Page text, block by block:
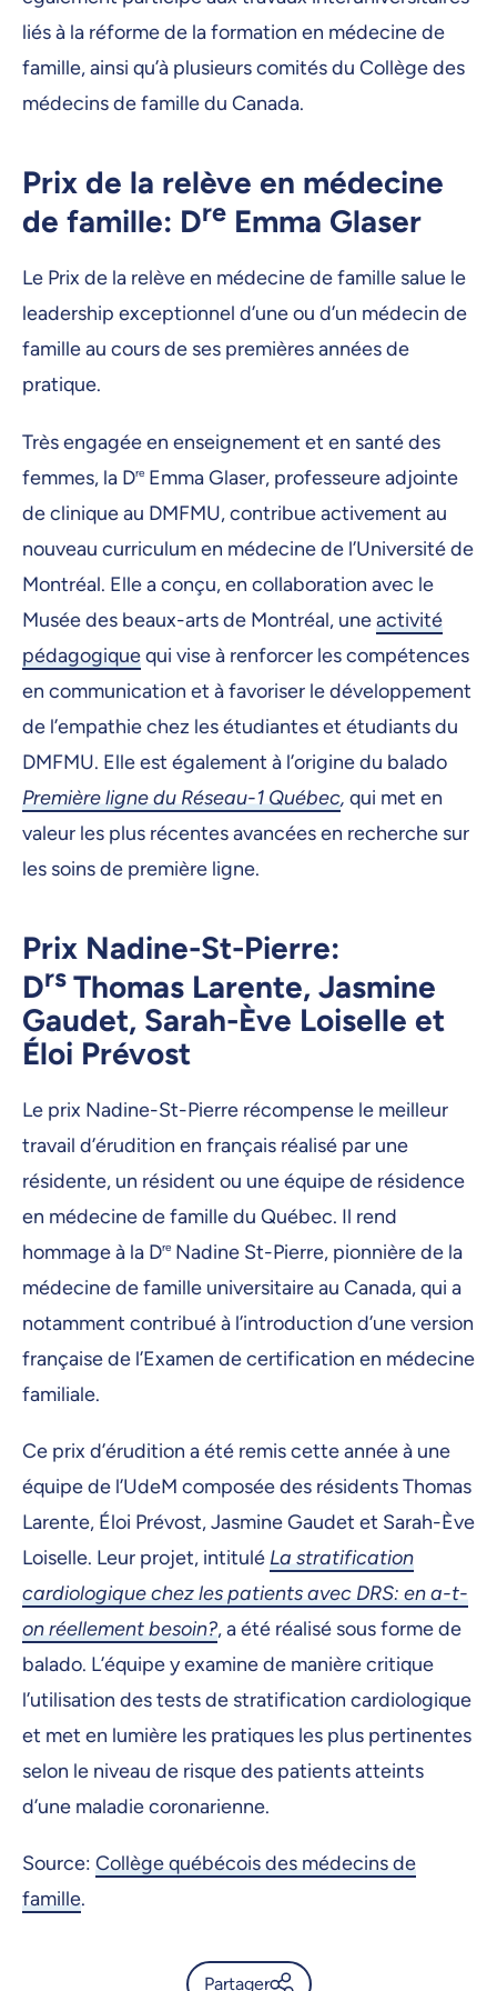
liés à la réforme de la formation en médecine de
famille, ainsi qu’à plusieurs comités du Collège des
médecins de famille du Canada.
Prix de la relève en médecine
de famille: Dre Emma Glaser
Le Prix de la relève en médecine de famille salue le
leadership exceptionnel d’une ou d’un médecin de
famille au cours de ses premières années de
pratique.
Très engagée en enseignement et en santé des
femmes, la Dre Emma Glaser, professeure adjointe
de clinique au DMFMU, contribue activement au
nouveau curriculum en médecine de l’Université de
Montréal. Elle a conçu, en collaboration avec le
Musée des beaux-arts de Montréal, uneactivité
pédagogiquequi vise à renforcer les compétences
en communication et à favoriser le développement
de l’empathie chez les étudiantes et étudiants du
DMFMU. Elle est également à l’origine du balado
Première ligne du Réseau-1 Québec, qui met en
valeur les plus récentes avancées en recherche sur
les soins de première ligne.
Prix Nadine-St-Pierre:
Drs Thomas Larente, Jasmine
Gaudet, Sarah-Ève Loiselle et
Éloi Prévost
Le prix Nadine-St-Pierre récompense le meilleur
travail d’érudition en français réalisé par une
résidente, un résident ou une équipe de résidence
en médecine de famille du Québec. Il rend
hommage à la Dre Nadine St-Pierre, pionnière de la
médecine de famille universitaire au Canada, qui a
notamment contribué à l’introduction d’une version
française de l’Examen de certification en médecine
familiale.
Ce prix d’érudition a été remis cette année à une
équipe de l’UdeM composée des résidents Thomas
Larente, Éloi Prévost, Jasmine Gaudet et Sarah-Ève
Loiselle. Leur projet, intitulé La stratification
cardiologique chez les patients avec DRS: en a-t-
on réellement besoin?, a été réalisé sous forme de
balado. L’équipe y examine de manière critique
l’utilisation des tests de stratification cardiologique
et met en lumière les pratiques les plus pertinentes
selon le niveau de risque des patients atteints
d’une maladie coronarienne.
Source: Collège québécois des médecins de
famille.
Partager